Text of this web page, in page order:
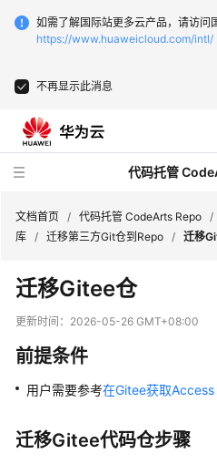
如需了解国际站更多云产品，请访问
https://www.huaweicloud.com/intl/
不再显示此消息
代码托管
最
新
动
务
告
文档首页 / 代码托管 CodeArts Repo /
库 / 迁移第三方Git仓到Repo / 迁移
迁移Gitee仓
更新时间： 2026-05-26 GMT+08:00
前提条件
用户需要参考在Gitee获取
迁移Gitee代码仓步骤